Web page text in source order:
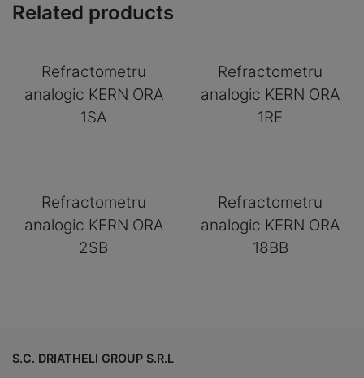
Related products
Refractometru
analogic KERN ORA
1SA
Refractometru
analogic KERN ORA
1RE
Refractometru
analogic KERN ORA
2SB
Refractometru
analogic KERN ORA
18BB
S.C. DRIATHELI GROUP S.R.L